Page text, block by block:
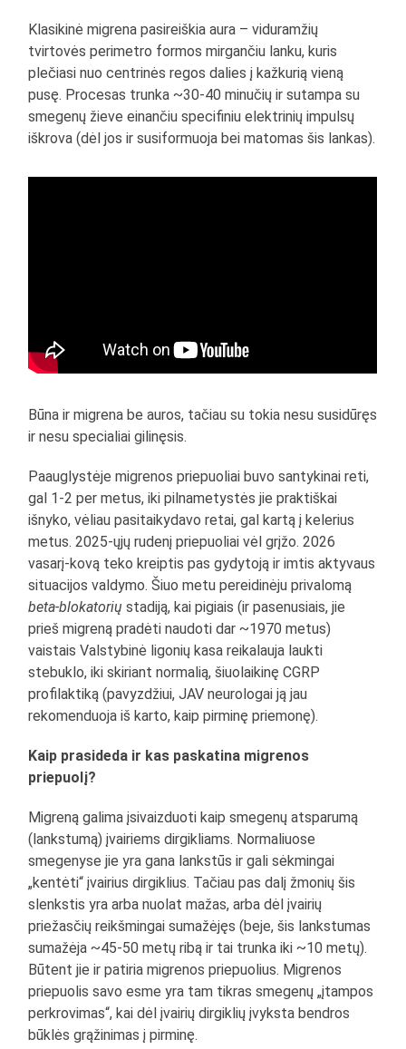
Klasikinė migrena pasireiškia aura – viduramžių
tvirtovės perimetro formos mirgančiu lanku, kuris
plečiasi nuo centrinės regos dalies į kažkurią vieną
pusę. Procesas trunka ~30-40 minučių ir sutampa su
smegenų žieve einančiu specifiniu elektrinių impulsų
iškrova (dėl jos ir susiformuoja bei matomas šis lankas).
Būna ir migrena be auros, tačiau su tokia nesu susidūręs
ir nesu specialiai gilinęsis.
Paauglystėje migrenos priepuoliai buvo santykinai reti,
gal 1-2 per metus, iki pilnametystės jie praktiškai
išnyko, vėliau pasitaikydavo retai, gal kartą į kelerius
metus. 2025-ųjų rudenį priepuoliai vėl grįžo. 2026
vasarį-kovą teko kreiptis pas gydytoją ir imtis aktyvaus
situacijos valdymo. Šiuo metu pereidinėju privalomą
beta-blokatorių stadiją, kai pigiais (ir pasenusiais, jie
prieš migreną pradėti naudoti dar ~1970 metus)
vaistais Valstybinė ligonių kasa reikalauja laukti
stebuklo, iki skiriant normalią, šiuolaikinę CGRP
profilaktiką (pavyzdžiui, JAV neurologai ją jau
rekomenduoja iš karto, kaip pirminę priemonę).
Kaip prasideda ir kas paskatina migrenos
priepuolį?
Migreną galima įsivaizduoti kaip smegenų atsparumą
(lankstumą) įvairiems dirgikliams. Normaliuose
smegenyse jie yra gana lankstūs ir gali sėkmingai
„kentėti“ įvairius dirgiklius. Tačiau pas dalį žmonių šis
slenkstis yra arba nuolat mažas, arba dėl įvairių
priežasčių reikšmingai sumažėjęs (beje, šis lankstumas
sumažėja ~45-50 metų ribą ir tai trunka iki ~10 metų).
Būtent jie ir patiria migrenos priepuolius. Migrenos
priepuolis savo esme yra tam tikras smegenų „įtampos
perkrovimas“, kai dėl įvairių dirgiklių įvyksta bendros
būklės grąžinimas į pirminę.